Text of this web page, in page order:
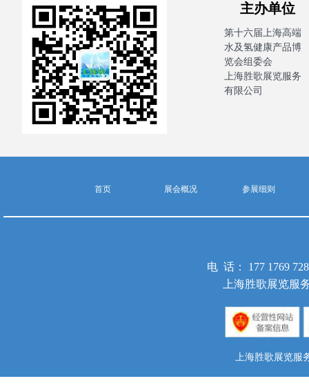
电 话： 177 1769
上海胜歌展览服
上海胜歌展览
首页 展会概况 参展细则
主办
第十六届上海高端
水及氢健康产品博
览会组委会
上海胜歌展览服务
有限公司